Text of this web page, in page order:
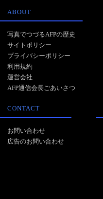
ABOUT
写真でつづるAFPの歴史
サイトポリシー
プライバシーポリシー
利用規約
運営会社
AFP通信会長ごあいさつ
CONTACT
お問い合わせ
広告のお問い合わせ